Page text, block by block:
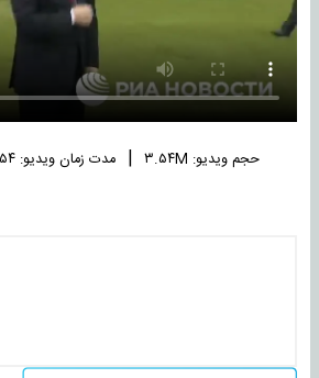
حجم ویدیو: ۳.۵۴M | مدت زمان ویدیو: ۰۰:۰۰:۵۴